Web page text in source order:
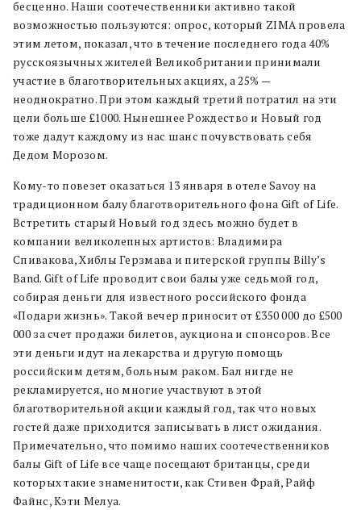
бесценно. Наши соотечественники активно такой
возможностью пользуются: опрос, который ZIMA провела
этим летом, показал, что в течение последнего года 40%
русскоязычных жителей Великобритании принимали
участие в благотворительных акциях, а 25% —
неоднократно. При этом каждый третий потратил на эти
цели больше £1000. Нынешнее Рождество и Новый год
тоже дадут каждому из нас шанс почувствовать себя
Дедом Морозом.
Кому-то повезет оказаться 13 января в отеле Savoy на
традиционном балу благотворительного фона Gift of Life.
Встретить старый Новый год здесь можно будет в
компании великолепных артистов: Владимира
Спивакова, Хиблы Герзмава и питерской группы Billy’s
Band. Gift of Life проводит свои балы уже седьмой год,
собирая деньги для известного российского фонда
«Подари жизнь». Такой вечер приносит от £350 000 до £500
000 за счет продажи билетов, аукциона и спонсоров. Все
эти деньги идут на лекарства и другую помощь
российским детям, больным раком. Бал нигде не
рекламируется, но многие участвуют в этой
благотворительной акции каждый год, так что новых
гостей даже приходится записывать в лист ожидания.
Примечательно, что помимо наших соотечественников
балы Gift of Life все чаще посещают британцы, среди
которых такие знаменитости, как Стивен Фрай, Райф
Файнс, Кэти Мелуа.